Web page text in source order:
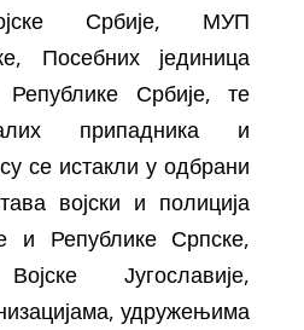
Србије, МУП
Посебних јединица
Србије, те
припадника и
се истакли у одбрани
војски и полиција
и Републике Српске,
Југославије,
удружењима